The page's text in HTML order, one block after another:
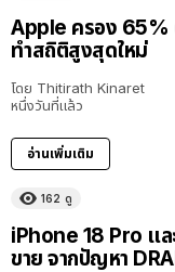
Apple ครอง 65%
ทำสถิติสูงสุดใหม่
โดย Thitirath Kinaret
หนึ่งวันที่แล้ว
อ่านเพิ่มเติม
162 ดู
iPhone 18 Pro แล
ขาย จากปัญหา